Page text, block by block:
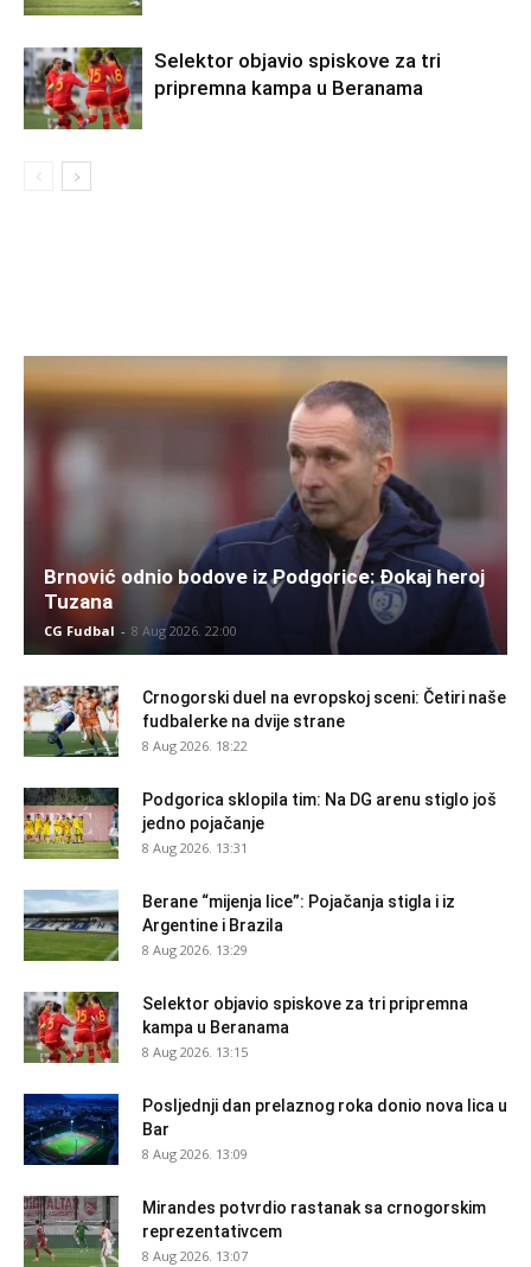
Selektor objavio spiskove za tri
pripremna kampa u Beranama
Brnović odnio bodove iz Podgorice: Đokaj heroj
Tuzana
CG Fudbal - 8 Aug 2026. 22:00
Crnogorski duel na evropskoj sceni: Četiri naše
fudbalerke na dvije strane
8 Aug 2026. 18:22
Podgorica sklopila tim: Na DG arenu stiglo još
jedno pojačanje
8 Aug 2026. 13:31
Berane “mijenja lice”: Pojačanja stigla i iz
Argentine i Brazila
8 Aug 2026. 13:29
Selektor objavio spiskove za tri pripremna
kampa u Beranama
8 Aug 2026. 13:15
Posljednji dan prelaznog roka donio nova lica u
Bar
8 Aug 2026. 13:09
Mirandes potvrdio rastanak sa crnogorskim
reprezentativcem
8 Aug 2026. 13:07